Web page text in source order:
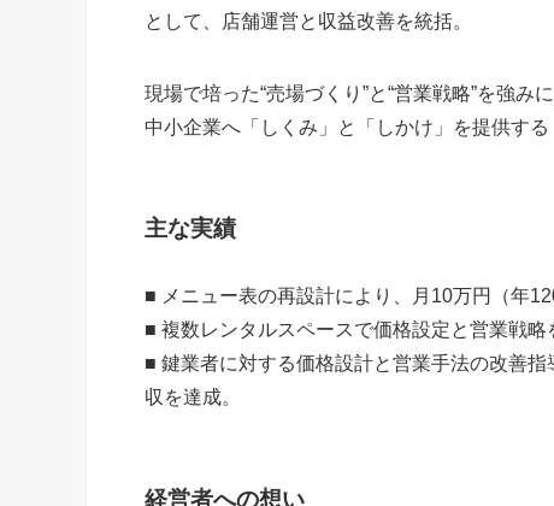
として、店舗運営と収益改善を統括。
現場で培った“売場づくり”と“営業戦略”を強みに
中小企業へ「しくみ」と「しかけ」を提供す
主な実績
■ メニュー表の再設計により、月10万円（年
■ 複数レンタルスペースで価格設定と営業戦
■ 鍵業者に対する価格設計と営業手法の改善
収を達成。
経営者への想い